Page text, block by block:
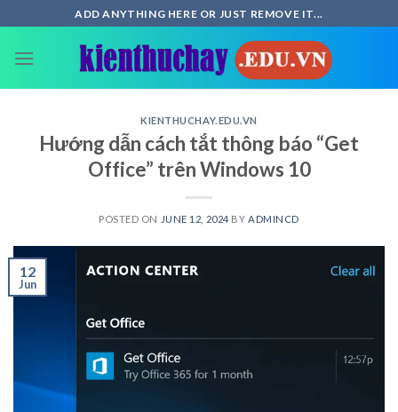
to
content
ADD ANYTHING HERE OR JUST REMOVE IT...
KIENTHUCHAY.EDU.VN
Hướng dẫn cách tắt thông báo “Get
Office” trên Windows 10
POSTED ON JUNE 12, 2024 BY ADMINCD
12
Jun